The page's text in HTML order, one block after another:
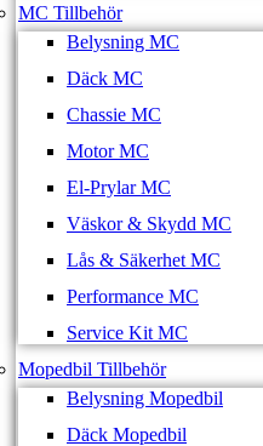
MC Tillbehör
Belysning MC
Däck MC
Chassie MC
Motor MC
El-Prylar MC
Väskor & Skydd MC
Lås & Säkerhet MC
Performance MC
Service Kit MC
Mopedbil Tillbehör
Belysning Mopedbil
Däck Mopedbil